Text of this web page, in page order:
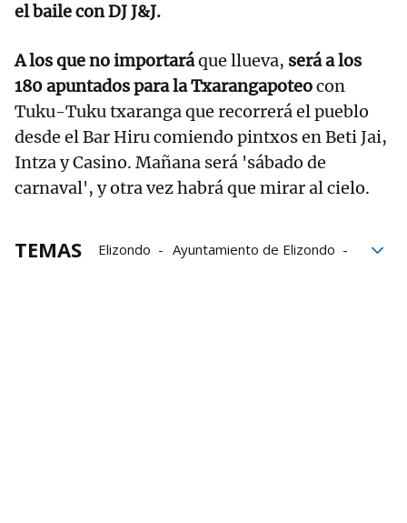
el baile con DJ J&J.
A los que no importaráque llueva, será a los
180 apuntados para la Txarangapoteocon
Tuku-Tuku txaranga que recorrerá el pueblo
desde el Bar Hiru comiendo pintxos en Beti Jai,
Intza y Casino. Mañana será 'sábado de
carnaval', y otra vez habrá que mirar al cielo.
TEMAS Elizondo
Ayuntamiento de Elizondo